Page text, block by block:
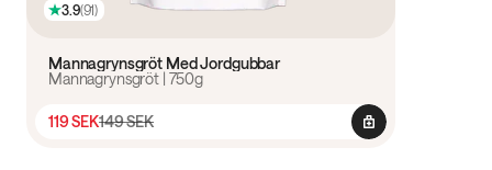
3.9(91)
Mannagrynsgröt Med Jordgubbar
Mannagrynsgröt | 750g
119 SEK149 SEK